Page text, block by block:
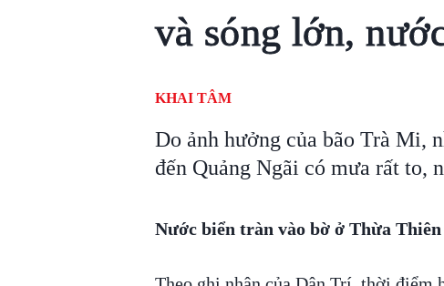
và sóng lớn,
KHAI TÂM
Do ảnh hưởng của bão Trà Mi,
đến Quảng Ngãi có mưa rất to,
Nước biển tràn vào bờ ở Thừa